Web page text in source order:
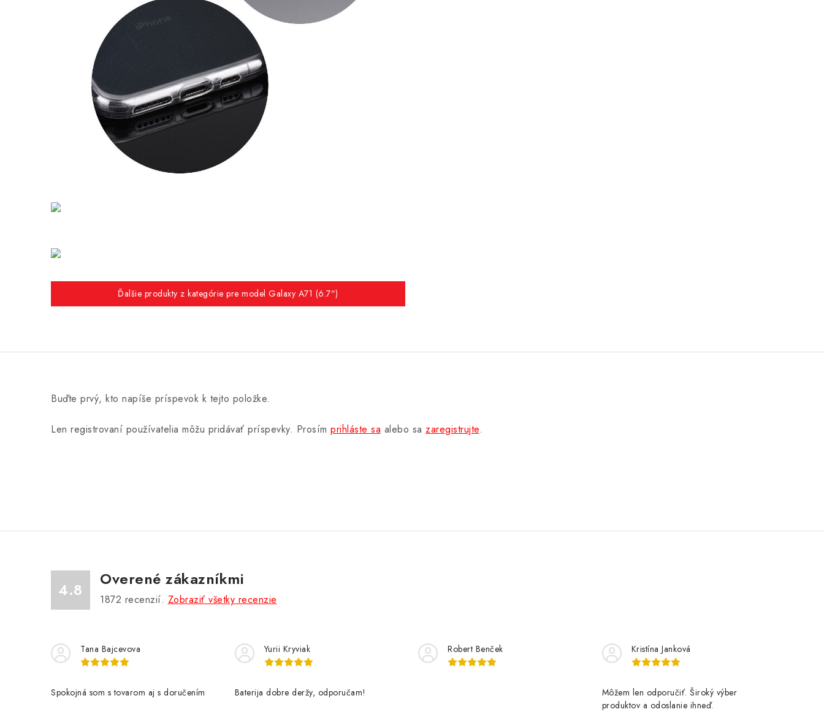
Ďalšie produkty z kategórie pre model Galaxy A71 (6.7")
Buďte prvý, kto napíše príspevok k tejto položke.
Len registrovaní používatelia môžu pridávať príspevky. Prosím prihláste sa alebo sa zaregistrujte.
4.8
Overené zákazníkmi
1872 recenzií. Zobraziť všetky recenzie
Tana Bajcevova
Spokojná som s tovarom aj s doručením
Yurii Kryviak
Baterija dobre deržy, odporučam!
Robert Benček Kristína Janková
Môžem len odporučiť. Široký výber
produktov a odoslanie ihneď.